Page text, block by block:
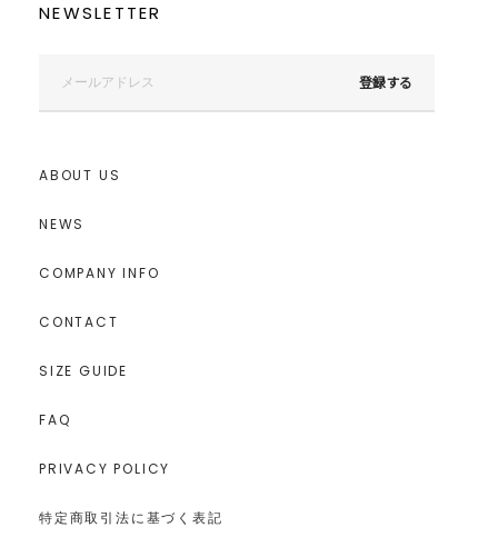
NEWSLETTER
登録する
ABOUT US
NEWS
COMPANY INFO
CONTACT
SIZE GUIDE
FAQ
PRIVACY POLICY
特定商取引法に基づく表記